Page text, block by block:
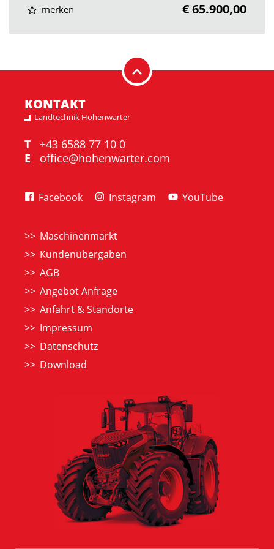
merken € 65.900,00
KONTAKT
Landtechnik Hohenwarter
T
+43 6588 77 10 0
E
office@hohenwarter.com
Facebook Instagram YouTube
Maschinenmarkt
Kundenübergaben
AGB
Angebot Anfrage
Anfahrt & Standorte
Impressum
Datenschutz
Download